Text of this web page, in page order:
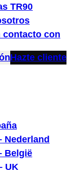
TR90
contacto con
Hazte cliente
Nederland
België
UK